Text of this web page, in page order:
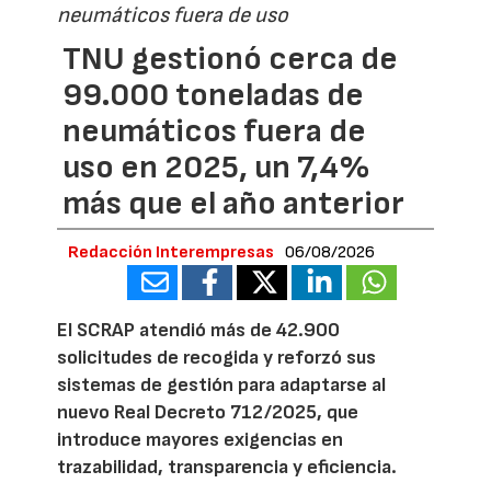
neumáticos fuera de uso
TNU gestionó cerca de
99.000 toneladas de
neumáticos fuera de
uso en 2025, un 7,4%
más que el año anterior
Redacción Interempresas 06/08/2026
El SCRAP atendió más de 42.900
solicitudes de recogida y reforzó sus
sistemas de gestión para adaptarse al
nuevo Real Decreto 712/2025, que
introduce mayores exigencias en
trazabilidad, transparencia y eficiencia.